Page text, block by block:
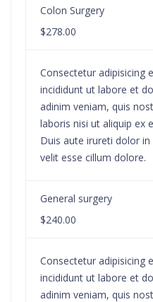
Colon Surgery
$278.00
Consectetur adipisicing
incididunt ut labore et
adinim veniam, quis
laboris nisi ut aliquip ex
Duis aute irureti dolor
velit esse cillum dolore.
General surgery
$240.00
Consectetur adipisicing
incididunt ut labore et
adinim veniam, quis